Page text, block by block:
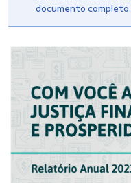
documento completo.